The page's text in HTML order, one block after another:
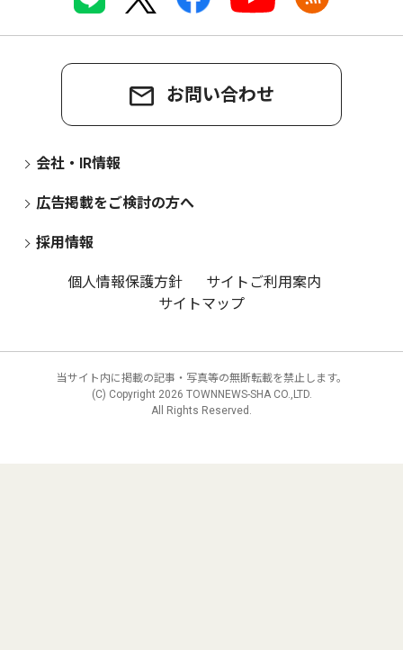
お問い合わせ
会社・IR情報
広告掲載をご検討の方へ
採用情報
個人情報保護方針
サイトご利用案内
サイトマップ
当サイト内に掲載の記事・写真等の無断転載を禁止します。
(C) Copyright 2026 TOWNNEWS-SHA CO.,LTD.
All Rights Reserved.